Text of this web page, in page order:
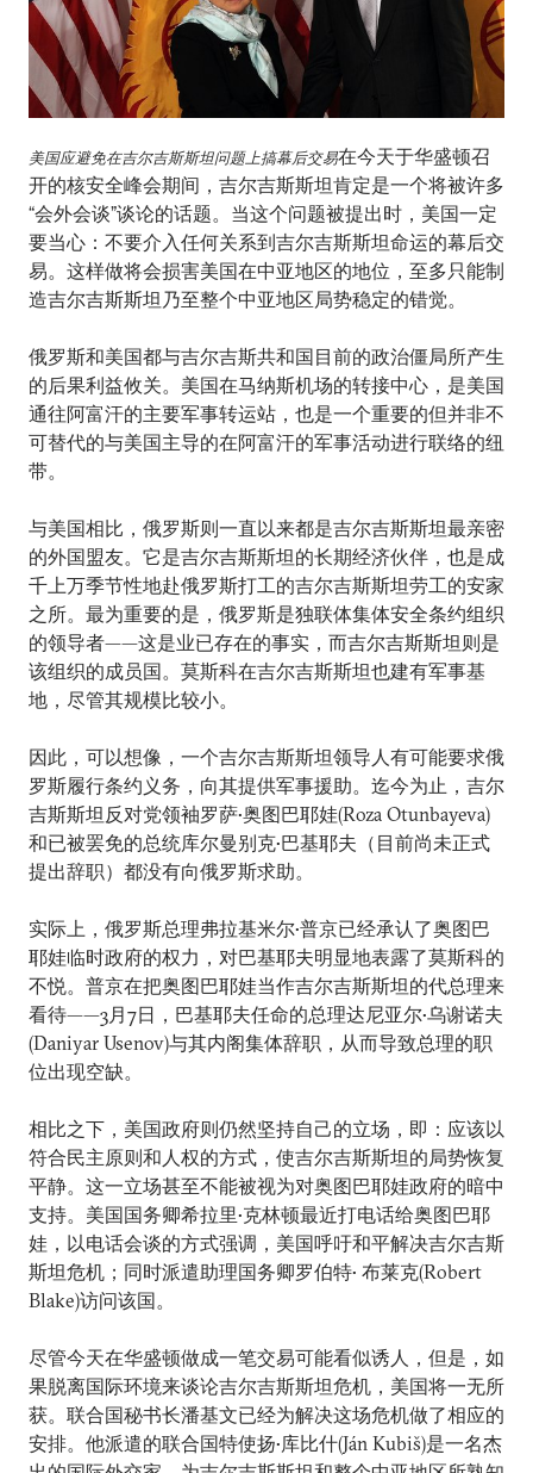
美国应避免在吉尔吉斯斯坦问题上搞幕后交易在今天于华盛顿召
开的核安全峰会期间，吉尔吉斯斯坦肯定是一个将被许多
“会外会谈”谈论的话题。当这个问题被提出时，美国一定
要当心：不要介入任何关系到吉尔吉斯斯坦命运的幕后交
易。这样做将会损害美国在中亚地区的地位，至多只能制
造吉尔吉斯斯坦乃至整个中亚地区局势稳定的错觉。
俄罗斯和美国都与吉尔吉斯共和国目前的政治僵局所产生
的后果利益攸关。美国在马纳斯机场的转接中心，是美国
通往阿富汗的主要军事转运站，也是一个重要的但并非不
可替代的与美国主导的在阿富汗的军事活动进行联络的纽
带。
与美国相比，俄罗斯则一直以来都是吉尔吉斯斯坦最亲密
的外国盟友。它是吉尔吉斯斯坦的长期经济伙伴，也是成
千上万季节性地赴俄罗斯打工的吉尔吉斯斯坦劳工的安家
之所。最为重要的是，俄罗斯是独联体集体安全条约组织
的领导者——这是业已存在的事实，而吉尔吉斯斯坦则是
该组织的成员国。莫斯科在吉尔吉斯斯坦也建有军事基
地，尽管其规模比较小。
因此，可以想像，一个吉尔吉斯斯坦领导人有可能要求俄
罗斯履行条约义务，向其提供军事援助。迄今为止，吉尔
吉斯斯坦反对党领袖罗萨•奥图巴耶娃(Roza Otunbayeva)
和已被罢免的总统库尔曼别克•巴基耶夫（目前尚未正式
提出辞职）都没有向俄罗斯求助。
实际上，俄罗斯总理弗拉基米尔•普京已经承认了奥图巴
耶娃临时政府的权力，对巴基耶夫明显地表露了莫斯科的
不悦。普京在把奥图巴耶娃当作吉尔吉斯斯坦的代总理来
看待——3月7日，巴基耶夫任命的总理达尼亚尔•乌谢诺夫
(Daniyar Usenov)与其内阁集体辞职，从而导致总理的职
位出现空缺。
相比之下，美国政府则仍然坚持自己的立场，即：应该以
符合民主原则和人权的方式，使吉尔吉斯斯坦的局势恢复
平静。这一立场甚至不能被视为对奥图巴耶娃政府的暗中
支持。美国国务卿希拉里•克林顿最近打电话给奥图巴耶
娃，以电话会谈的方式强调，美国呼吁和平解决吉尔吉斯
斯坦危机；同时派遣助理国务卿罗伯特• 布莱克(Robert
Blake)访问该国。
尽管今天在华盛顿做成一笔交易可能看似诱人，但是，如
果脱离国际环境来谈论吉尔吉斯斯坦危机，美国将一无所
获。联合国秘书长潘基文已经为解决这场危机做了相应的
安排。他派遣的联合国特使扬•库比什(Ján Kubiš)是一名杰